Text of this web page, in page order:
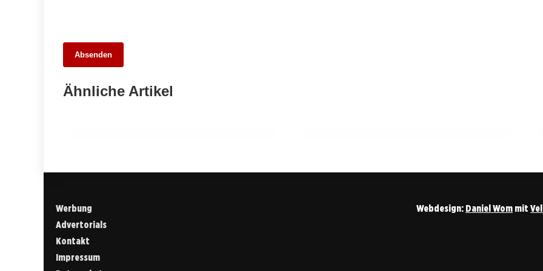
Absenden
Ähnliche Artikel
Kernen im Remstal: Idyllische 1-Zimmer-
Wohnung mit Blick auf die Y-Burg und
Werbung
Advertorials
Kontakt
Impressum
Webdesign: Daniel Wom mit